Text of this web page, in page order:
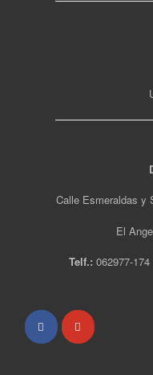
Calle Esmeraldas y
El
Telf.: 062977-